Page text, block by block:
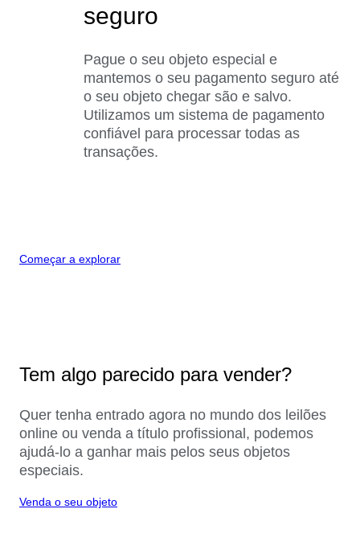
seguro
Pague o seu objeto especial e
mantemos o seu pagamento seguro até
o seu objeto chegar são e salvo.
Utilizamos um sistema de pagamento
confiável para processar todas as
transações.
Começar a explorar
Tem algo parecido para vender?
Quer tenha entrado agora no mundo dos leilões
online ou venda a título profissional, podemos
ajudá-lo a ganhar mais pelos seus objetos
especiais.
Venda o seu objeto